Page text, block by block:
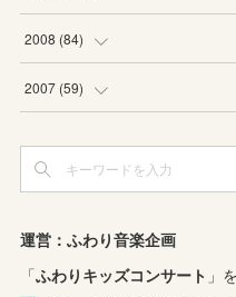
(3)
(3)
(2)
(6
(1
(3
(2)
(2
(1
(8)
(5 )
(2
(9
(4
(7 )
2008 (84)
(16 )
(
(7)
2007 (59)
(
(7)
運営：ふわり音楽企画
「ふわりキッズコンサート 」